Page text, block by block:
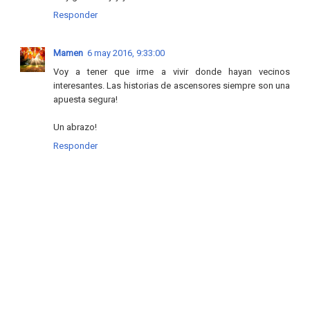
Responder
Mamen 6 may 2016, 9:33:00
Voy a tener que irme a vivir donde hayan vecinos
interesantes. Las historias de ascensores siempre son una
apuesta segura!
Un abrazo!
Responder